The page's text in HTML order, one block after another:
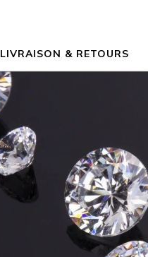
LIVRAISON & RETOURS